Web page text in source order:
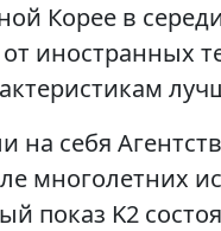
Корее в
иностранных
на себя
многолетних
показ K2